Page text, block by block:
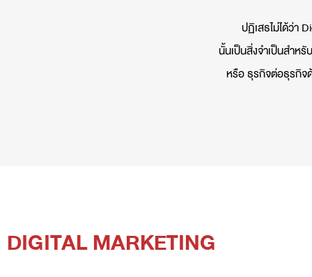
ปฏิเสธไม่ได้ว่า
นั้นเป็นสิ่งจำเป็นสำห
หรือ ธุรกิจต่อธุรกิจ
DIGITAL MARKETING